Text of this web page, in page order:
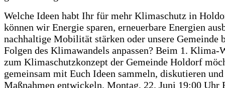
Welche Ideen habt Ihr für mehr Klimaschutz in
können wir Energie sparen, erneuerbare Energien
nachhaltige Mobilität stärken oder unsere Gemeinde
Folgen des Klimawandels anpassen? Beim 1. Klima-
zum Klimaschutzkonzept der Gemeinde Holdorf
gemeinsam mit Euch Ideen sammeln, diskutieren
Maßnahmen entwickeln. Montag, 22. Juni 19:00 Uhr